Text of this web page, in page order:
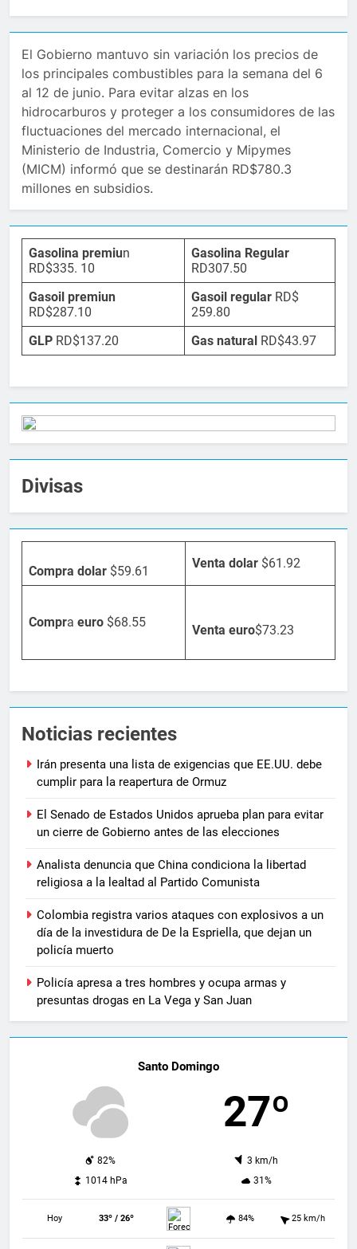
El Gobierno mantuvo sin variación los precios de
los principales combustibles para la semana del 6
al 12 de junio. Para evitar alzas en los
hidrocarburos y proteger a los consumidores de las
fluctuaciones del mercado internacional, el
Ministerio de Industria, Comercio y Mipymes
(MICM) informó que se destinarán RD$780.3
millones en subsidios.
Gasolina premiun
RD$335. 10
Gasolina Regular
RD307.50
Gasoil premiun
RD$287.10
Gasoil regular RD$
259.80
GLP RD$137.20 Gas natural RD$43.97
Divisas
Compra dolar $59.61
Venta dolar $61.92
Compra euro $68.55
Venta euro$73.23
Noticias recientes
Irán presenta una lista de exigencias que EE.UU. debe
cumplir para la reapertura de Ormuz
El Senado de Estados Unidos aprueba plan para evitar
un cierre de Gobierno antes de las elecciones
Analista denuncia que China condiciona la libertad
religiosa a la lealtad al Partido Comunista
Colombia registra varios ataques con explosivos a un
día de la investidura de De la Espriella, que dejan un
policía muerto
Policía apresa a tres hombres y ocupa armas y
presuntas drogas en La Vega y San Juan
Santo Domingo
27º
82%
3 km/h
1014 hPa
31%
Hoy 33º / 26º 84% 25 km/h